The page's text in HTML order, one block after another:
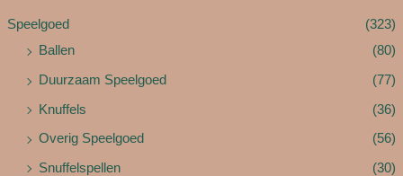
Speelgoed
(323)
Ballen
(80)
Duurzaam Speelgoed (77)
Knuffels (36)
Overig Speelgoed (56)
Snuffelspellen (30)